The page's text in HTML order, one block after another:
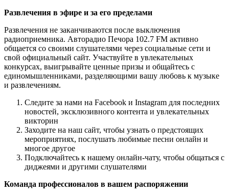
Развлечения в эфире и за его пределами
Развлечения не заканчиваются после выключения
радиоприемника. Авторадио Печора 102.7 FM активно
общается со своими слушателями через социальные сети и
свой официальный сайт. Участвуйте в увлекательных
конкурсах, выигрывайте ценные призы и общайтесь с
единомышленниками, разделяющими вашу любовь к музыке
и развлечениям.
Следите за нами на Facebook и Instagram для последних
новостей, эксклюзивного контента и увлекательных
викторин
Заходите на наш сайт, чтобы узнать о предстоящих
мероприятиях, послушать любимые песни онлайн и
многое другое
Подключайтесь к нашему онлайн-чату, чтобы общаться с
диджеями и другими слушателями
Команда профессионалов в вашем распоряжении